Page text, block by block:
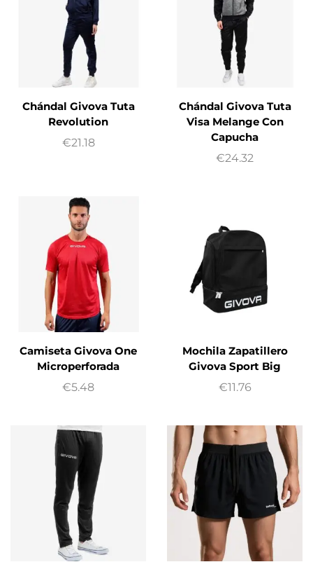
Chándal Givova Tuta
Revolution
€21.18
Chándal Givova Tuta
Visa Melange Con
Capucha
€24.32
Camiseta Givova One
Microperforada
€5.48
Mochila Zapatillero
Givova Sport Big
€11.76